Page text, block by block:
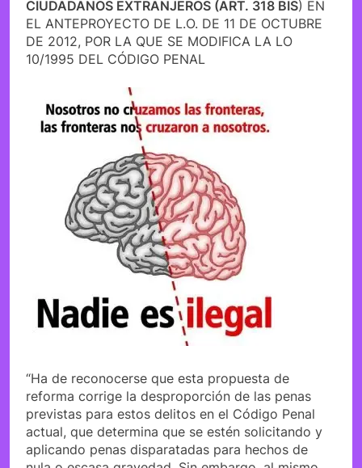
CIUDADANOS EXTRANJEROS (ART. 318 BIS) EN
EL ANTEPROYECTO DE L.O. DE 11 DE OCTUBRE
DE 2012, POR LA QUE SE MODIFICA LA LO
10/1995 DEL CÓDIGO PENAL
“Ha de reconocerse que esta propuesta de
reforma corrige la desproporción de las penas
previstas para estos delitos en el Código Penal
actual, que determina que se estén solicitando y
aplicando penas disparatadas para hechos de